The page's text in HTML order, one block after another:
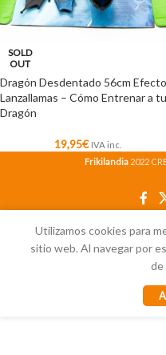
SOLD
OUT
Dragón Desdentado 56cm Efecto
Lanzallamas – Cómo Entrenar a tu
Dragón
19,95€ IVA inc.
Frikilandia 2022
Utilizamos cookies para
sitio web. Al navegar por
de